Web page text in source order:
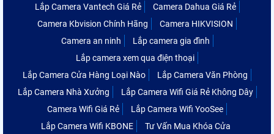
Lắp Camera Vantech Giá Rẻ
Camera Dahua Giá Rẻ
Camera Kbvision Chính Hãng
Camera HIKVISION
Camera an ninh
Lắp camera gia đình
Lắp camera xem qua điện thoại
Lắp Camera Cửa Hàng Loại Nào
Lắp Camera Văn Phòng
Lắp Camera Nhà Xưởng
Lắp Camera Wifi Giá Rẻ Không Dây
Camera Wifi Giá Rẻ
Lắp Camera Wifi YooSee
Lắp Camera Wifi KBONE
Tư Vấn Mua Khóa Cửa